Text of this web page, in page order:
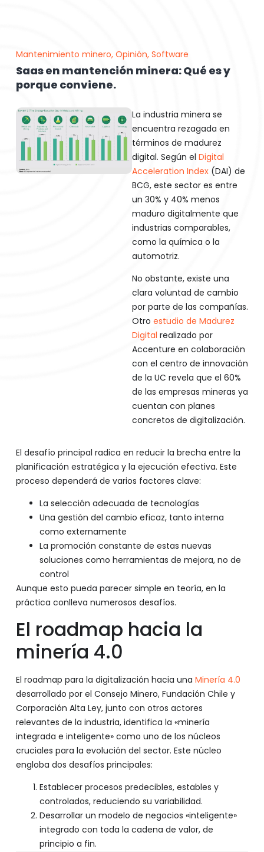
Mantenimiento minero, Opinión, Software
Saas en mantención minera: Qué es y
porque conviene.
La industria minera se
encuentra rezagada en
términos de madurez
digital. Según el Digital
Acceleration Index (DAI) de
BCG, este sector es entre
un 30% y 40% menos
maduro digitalmente que
industrias comparables,
como la química o la
automotriz.
No obstante, existe una
clara voluntad de cambio
por parte de las compañías.
Otro estudio de Madurez
Digital realizado por
Accenture en colaboración
con el centro de innovación
de la UC revela que el 60%
de las empresas mineras ya
cuentan con planes
concretos de digitalización.
El desafío principal radica en reducir la brecha entre la
planificación estratégica y la ejecución efectiva. Este
proceso dependerá de varios factores clave:
La selección adecuada de tecnologías
Una gestión del cambio eficaz, tanto interna
como externamente
La promoción constante de estas nuevas
soluciones como herramientas de mejora, no de
control
Aunque esto pueda parecer simple en teoría, en la
práctica conlleva numerosos desafíos.
El roadmap hacia la
minería 4.0
El roadmap para la digitalización hacia una Minería 4.0
desarrollado por el Consejo Minero, Fundación Chile y
Corporación Alta Ley, junto con otros actores
relevantes de la industria, identifica la «minería
integrada e inteligente» como uno de los núcleos
cruciales para la evolución del sector. Este núcleo
engloba dos desafíos principales:
Establecer procesos predecibles, estables y
controlados, reduciendo su variabilidad.
Desarrollar un modelo de negocios «inteligente»
integrado con toda la cadena de valor, de
principio a fin.